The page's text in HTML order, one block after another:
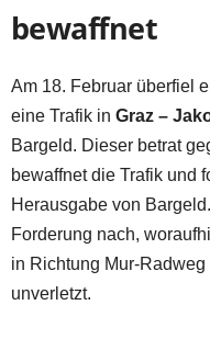
bewaffnet
Am 18. Februar überfiel
eine Trafik in Graz –
Bargeld. Dieser betrat
bewaffnet die Trafik und
Herausgabe von
Forderung nach,
in Richtung Mur-
unverletzt.